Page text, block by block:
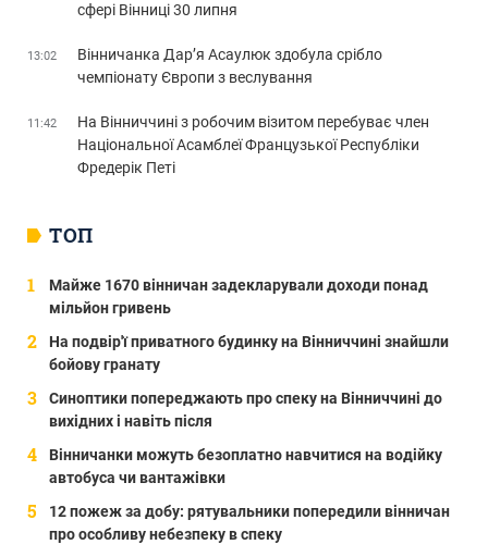
ТОП
Майже 1670 вінничан задекларували доходи понад
мільйон гривень
На подвір'ї приватного будинку на Вінниччині знайшли
бойову гранату
Синоптики попереджають про спеку на Вінниччині до
вихідних і навіть після
Вінничанки можуть безоплатно навчитися на водійку
автобуса чи вантажівки
12 пожеж за добу: рятувальники попередили вінничан
про особливу небезпеку в спеку
сфері Вінниці 30 липня
13:02
Вінничанка Дар’я Асаулюк здобула срібло
чемпіонату Європи з веслування
11:42
На Вінниччині з робочим візитом перебуває член
Національної Асамблеї Французької Республіки
Фредерік Петі